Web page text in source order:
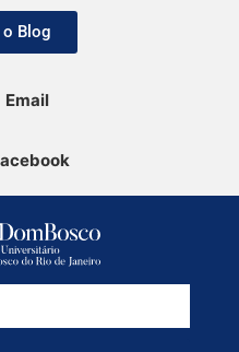
Blog
Email